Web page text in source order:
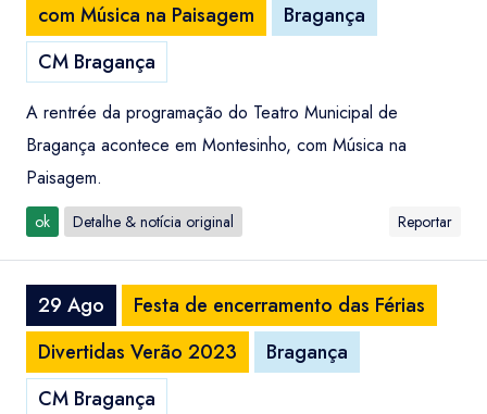
com Música na Paisagem
Bragança
CM Bragança
A rentrée da programação do Teatro Municipal de
Bragança acontece em Montesinho, com Música na
Paisagem.
ok Detalhe & notícia original Reportar
29 Ago
Festa de encerramento das Férias
Divertidas Verão 2023
Bragança
CM Bragança